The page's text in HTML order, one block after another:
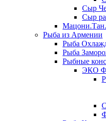
Сыр
Сыр
Рыба из Армении
Рыба
Рыба
Рыбные
ЭКО